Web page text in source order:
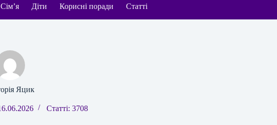
Сім’я Діти Корисні поради Статті
Яцик
Статті: 3708